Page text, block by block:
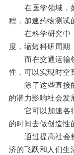
在医学领域，如
程，加速药物测试
在科学研究中，
度，缩短科研周期
而在交通运输领
性，可以实现时空
除了这些直接的
的潜力影响社会发
它可以加速各行
的时间去做创造性
通过提高社会整
济的飞跃和人们生